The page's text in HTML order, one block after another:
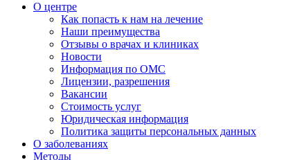
О центре
Как попасть к нам на лечение
Наши преимущества
Отзывы о врачах и клиниках
Новости
Информация по ОМС
Лицензии, разрешения
Вакансии
Стоимость услуг
Юридическая информация
Политика защиты персональных данных
О заболеваниях
Методы